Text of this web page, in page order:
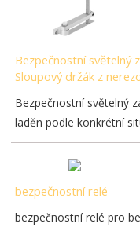
Bezpečnostní světelný
Sloupový držák z
Bezpečnostní světelný
laděn podle konkrétní
bezpečnostní relé
bezpečnostní relé pro